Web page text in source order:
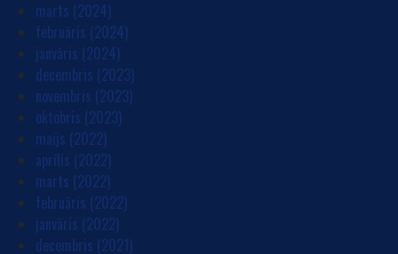
marts (2024)
februāris (2024)
janvāris (2024)
decembris (2023)
novembris (2023)
oktobris (2023)
maijs (2022)
aprīlis (2022)
marts (2022)
februāris (2022)
janvāris (2022)
decembris (2021)